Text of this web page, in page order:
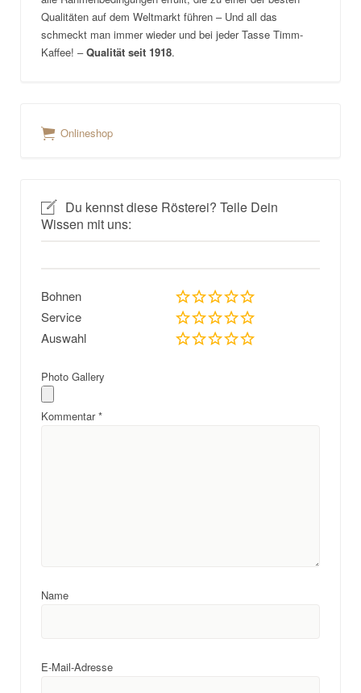
Qualitäten auf dem Weltmarkt führen – Und all das
schmeckt man immer wieder und bei jeder Tasse Timm-
Kaffee! –Qualität seit 1918.
Onlineshop
Du kennst diese Rösterei? Teile Dein
Wissen mit uns:
Bohnen
Service
Auswahl
Photo Gallery
Kommentar*
Name
E-Mail-Adresse